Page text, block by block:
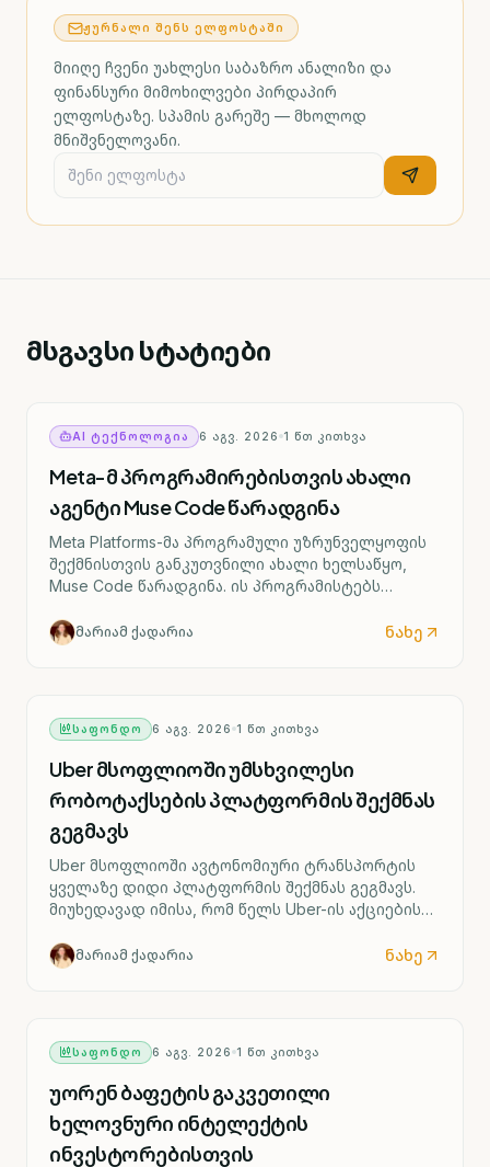
ᲟᲣᲠᲜᲐᲚᲘ ᲨᲔᲜᲡ ᲔᲚᲤᲝᲡᲢᲐᲨᲘ
მიიღე ჩვენი უახლესი საბაზრო ანალიზი და
ფინანსური მიმოხილვები პირდაპირ
ელფოსტაზე. სპამის გარეშე — მხოლოდ
მნიშვნელოვანი.
მსგავსი სტატიები
AI ᲢᲔᲥᲜᲝᲚᲝᲒᲘᲐ 6 ᲐᲒᲕ. 2026 1 ᲬᲗ ᲙᲘᲗᲮᲕᲐ
Meta-მ პროგრამირებისთვის ახალი
აგენტი Muse Code წარადგინა
Meta Platforms-მა პროგრამული უზრუნველყოფის
შექმნისთვის განკუთვნილი ახალი ხელსაწყო,
Muse Code წარადგინა. ის პროგრამისტებს
მარიამ ქადარია ნახე
ᲡᲐᲤᲝᲜᲓᲝ 6 ᲐᲒᲕ. 2026 1 ᲬᲗ ᲙᲘᲗᲮᲕᲐ
Uber მსოფლიოში უმსხვილესი
რობოტაქსების პლატფორმის შექმნას
გეგმავს
Uber მსოფლიოში ავტონომიური ტრანსპორტის
ყველაზე დიდი პლატფორმის შექმნას გეგმავს.
მიუხედავად იმისა, რომ წელს Uber-ის აქციების
მაჩვენებლები კვლავ იზრდება.
მარიამ ქადარია ნახე
ᲡᲐᲤᲝᲜᲓᲝ 6 ᲐᲒᲕ. 2026 1 ᲬᲗ ᲙᲘᲗᲮᲕᲐ
უორენ ბაფეტის გაკვეთილი
ხელოვნური ინტელექტის
ინვესტორებისთვის